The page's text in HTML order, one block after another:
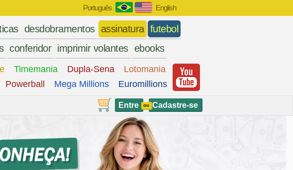
Português English
desdobramentos assinatura futebol
conferidor imprimir volantes ebooks
Timemania Dupla-Sena
Lotomania
Powerball Mega Millions Euromillions
Entre ou Cadastre-se